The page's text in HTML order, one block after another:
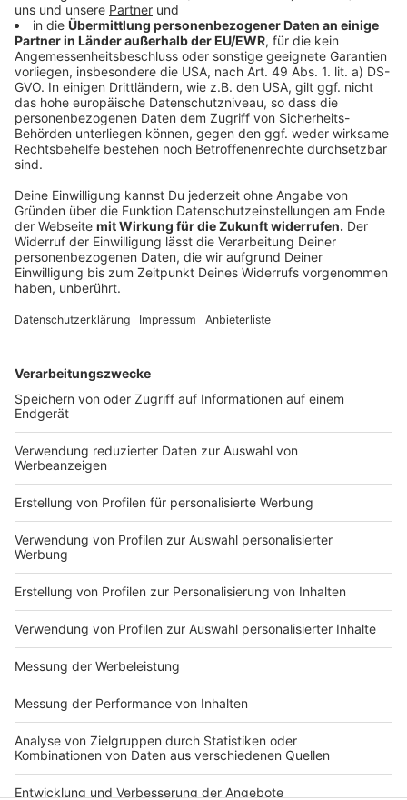
zum jetzigen Zeitpunkt noch nicht rechtskräftig,
sodass beide Seiten noch die Möglichkeit haben,
Rechtsmittel einzulegen. Wir halten Sie über die
weiteren Entwicklungen in diesem Fall natürlich auf
dem Laufenden.
Anzeige
Weitere Infos und Links zum Thema:
Anzeige
So haben wir berichtet als der Fall vor Gericht
gekommen ist
Blaulicht-Meldungen aus der Stadt
Folge uns für mehr News & Updates:
Anzeige
Instagram|Facebook |WhatsApp-Kanal
Anzeige
Anzeige